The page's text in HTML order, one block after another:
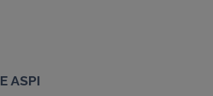
ASPI